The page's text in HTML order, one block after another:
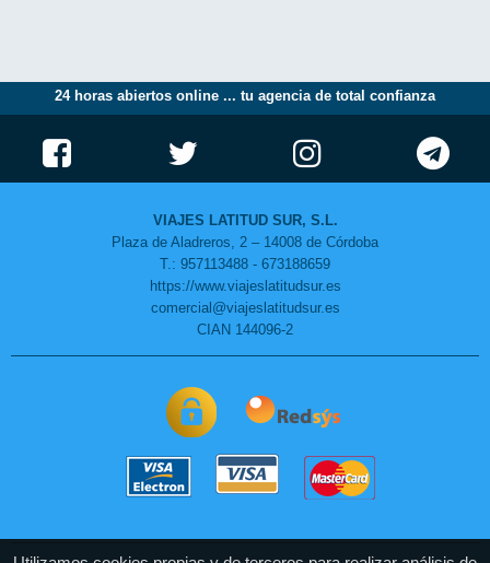
24 horas abiertos online ... tu agencia de total confianza
VIAJES LATITUD SUR, S.L.
Plaza de Aladreros, 2 – 14008 de Córdoba
T.: 957113488 - 673188659
https://www.viajeslatitudsur.es
comercial@viajeslatitudsur.es
CIAN 144096-2